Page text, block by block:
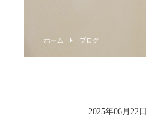
ホーム ブログ
2025年06月22日